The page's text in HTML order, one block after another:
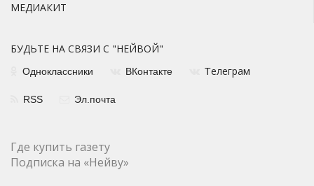
МЕДИАКИТ
БУДЬТЕ НА СВЯЗИ С "НЕЙВОЙ"
Одноклассники ВКонтакте Телеграм
RSS Эл.почта
Где купить газету
Подписка на «Нейву»